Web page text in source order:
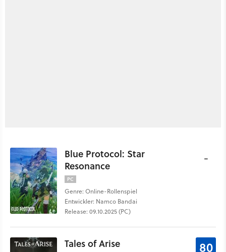
Blue Protocol: Star
Resonance
PC
Genre: Online-Rollenspiel
Entwickler: Namco Bandai
Release: 09.10.2025 (PC)
-
Tales of Arise 80